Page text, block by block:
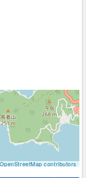
contributors